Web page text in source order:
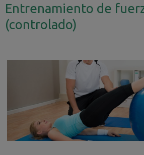
Entrenamiento de
(controlado)